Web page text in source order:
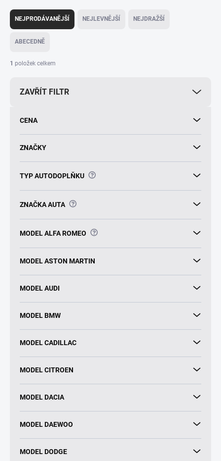
Ř
z
í
NEJPRODÁVANĚJŠÍ NEJLEVNĚJŠÍ NEJDRAŽŠÍ
ABECEDNĚ
1 položek celkem
ZAVŘÍT FILTR
CENA
ZNAČKY
TYP AUTODOPLŇKU ?
ZNAČKA AUTA ?
MODEL ALFA ROMEO ?
MODEL ASTON MARTIN
MODEL AUDI
MODEL BMW
MODEL CADILLAC
MODEL CITROEN
MODEL DACIA
MODEL DAEWOO
MODEL DODGE